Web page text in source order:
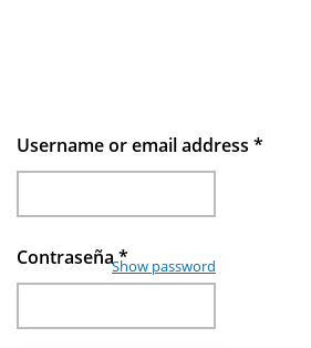
Username or email address *
Contraseña*
Show password